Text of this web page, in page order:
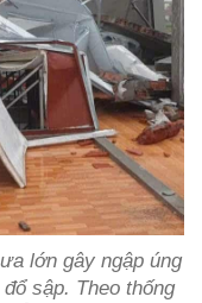
lớn gây ngập úng
sập. Theo thống